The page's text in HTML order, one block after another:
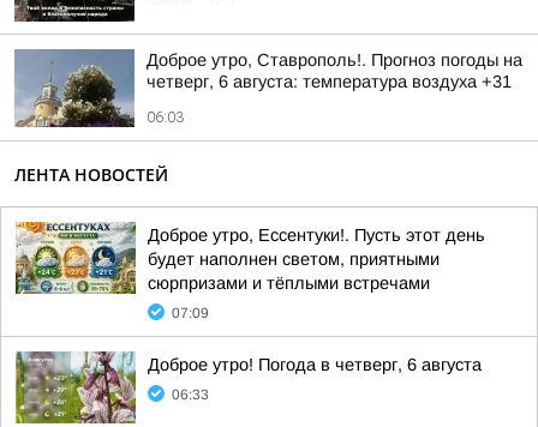
Доброе утро, Ставрополь!. Прогноз погоды на
четверг, 6 августа: температура воздуха +31
06:03
ЛЕНТА НОВОСТЕЙ
Доброе утро, Ессентуки!. Пусть этот день
будет наполнен светом, приятными
сюрпризами и тёплыми встречами
07:09
Доброе утро! Погода в четверг, 6 августа
06:33